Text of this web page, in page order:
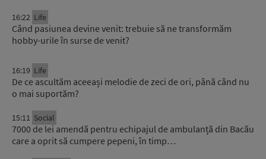
16:22 Life
Când pasiunea devine venit: trebuie să ne transformăm
hobby-urile în surse de venit?
16:19 Life
De ce ascultăm aceeași melodie de zeci de ori, până când nu
o mai suportăm?
15:11 Social
7000 de lei amendă pentru echipajul de ambulanță din Bacău
care a oprit să cumpere pepeni, în timp…